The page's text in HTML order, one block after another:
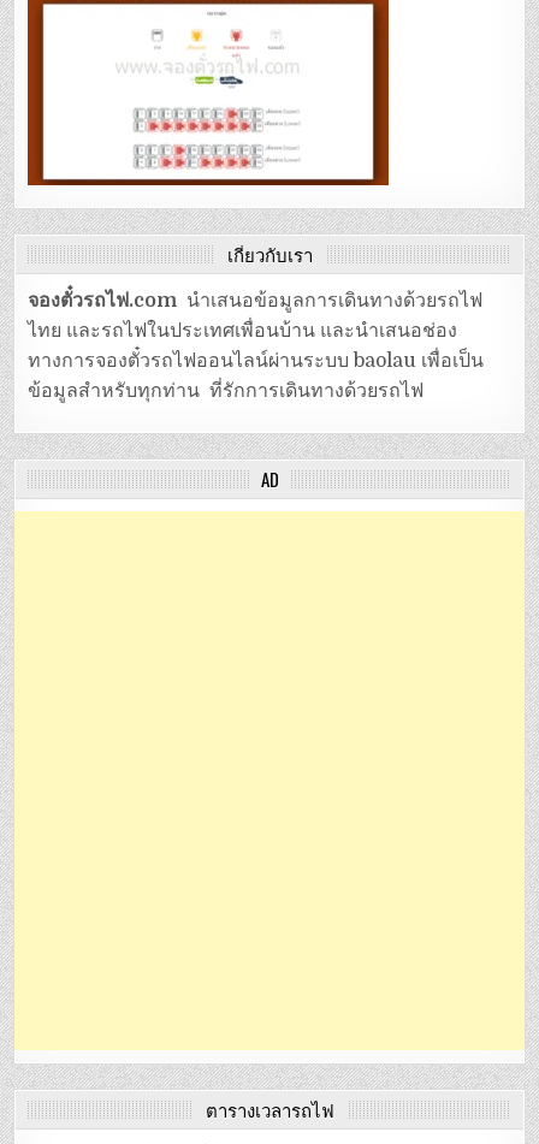
เกี่ยวกับเรา
จองตั๋วรถไฟ.com นำเสนอข้อมูลการเดินทางด้วยรถไฟ
ไทย และรถไฟในประเทศเพื่อนบ้าน และนำเสนอช่อง
ทางการจองตั๋วรถไฟออนไลน์ผ่านระบบ baolau เพื่อเป็น
ข้อมูลสำหรับทุกท่าน ที่รักการเดินทางด้วยรถไฟ
AD
ตารางเวลารถไฟ